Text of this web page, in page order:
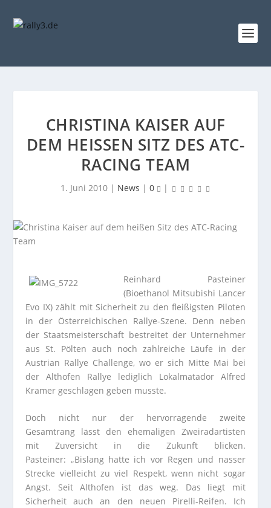
CHRISTINA KAISER AUF
DEM HEISSEN SITZ DES ATC-R
ACING TEAM
1. Juni 2010 | News | 0 |
Reinhard Pasteiner
(Bioethanol Mitsubishi Lancer
Evo IX) zählt mit Sicherheit zu den fleißigsten Piloten
in der Österreichischen Rallye-Szene. Denn neben
der Staatsmeisterschaft bestreitet der Unternehmer
aus St. Pölten auch noch zahlreiche Läufe in der
Austrian Rallye Challenge, wo er sich Mitte Mai bei
der Althofen Rallye lediglich Lokalmatador Alfred
Kramer geschlagen geben musste.
Doch nicht nur der hervorragende zweite
Gesamtrang lässt den ehemaligen Zweiradartisten
mit Zuversicht in die Zukunft blicken.
Pasteiner: „Bislang hatte ich vor Regen und nasser
Strecke vielleicht zu viel Respekt, wenn nicht sogar
Angst. Seit Althofen ist das weg. Das liegt mit
Sicherheit auch an den neuen Pirelli-Reifen. Ich